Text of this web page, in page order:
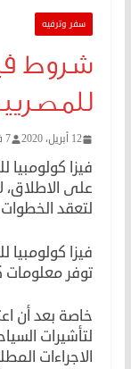
سفر وترفيه
شروط
12 أبريل، 2020 7 فنون
فيزا كولومبيا
على الاطلاق،
لتعقد
فيزا كولومبيا
توفر معلومات
خاصة بعد أن
الاجراءات